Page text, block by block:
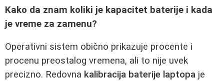
Kako da znam koliki je kapacitet baterije i kada
je vreme za zamenu?
Operativni sistem obično prikazuje procente i
procenu preostalog vremena, ali to nije uvek
precizno. Redovna kalibracija baterije laptopa je